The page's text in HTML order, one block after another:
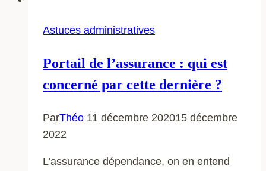
Astuces administratives
Portail de l’assurance : qui est
concerné par cette dernière ?
ParThéo 11 décembre 202015 décembre
2022
L’assurance dépendance, on en entend